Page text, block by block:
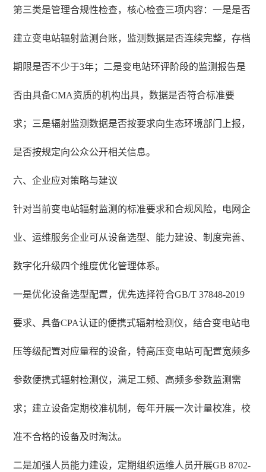
第三类是管理合规性检查，核心检查三项内容：一是是否
建立变电站辐射监测台账，监测数据是否连续完整，存档
期限是否不少于3年；二是变电站环评阶段的监测报告是
否由具备CMA资质的机构出具，数据是否符合标准要
求；三是辐射监测数据是否按要求向生态环境部门上报，
是否按规定向公众公开相关信息。
六、企业应对策略与建议
针对当前变电站辐射监测的标准要求和合规风险，电网企
业、运维服务企业可从设备选型、能力建设、制度完善、
数字化升级四个维度优化管理体系。
一是优化设备选型配置，优先选择符合GB/T 37848-2019
要求、具备CPA认证的便携式辐射检测仪，结合变电站电
压等级配置对应量程的设备，特高压变电站可配置宽频多
参数便携式辐射检测仪，满足工频、高频多参数监测需
求；建立设备定期校准机制，每年开展一次计量校准，校
准不合格的设备及时淘汰。
二是加强人员能力建设，定期组织运维人员开展GB 8702-